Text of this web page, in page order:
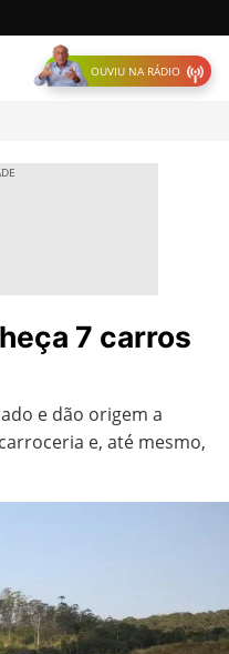
OUVIU NA RÁDIO
7 carros
e dão origem a
e, até mesmo,